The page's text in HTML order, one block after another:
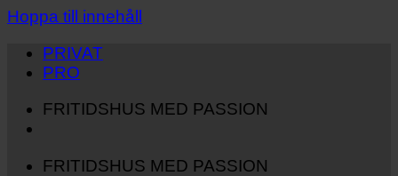
Hoppa till innehåll
PRIVAT
PRO
FRITIDSHUS MED PASSION
FRITIDSHUS MED PASSION